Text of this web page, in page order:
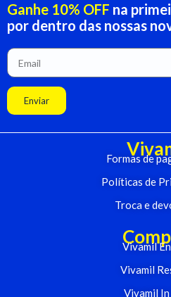
Ganhe 10% OFF na
por dentro das nossas
Enviar
Formas de
Políticas de
Troca e
Vivamil
Vivamil
Vivamil